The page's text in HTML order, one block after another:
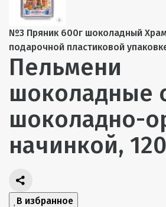
№3 Пряник 600г шоколадный Храм
подарочной пластиковой
Пельмени
шоколадные
шоколадно-
начинкой,
В избранное